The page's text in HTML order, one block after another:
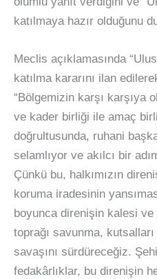
katılmaya hazır olduğunu
Meclis açıklamasında
katılma kararını ilan
“Bölgemizin karşı karşıya
ve kader birliği ile amaç
doğrultusunda, ruhani
selamlıyor ve akılcı bir
Çünkü bu, halkımızın
koruma iradesinin
boyunca direnişin kalesi
toprağı savunma,
savaşını sürdüreceğiz.
fedakârlıklar, bu direnişin